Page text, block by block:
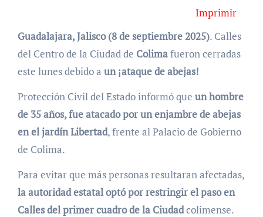
Imprimir
Guadalajara, Jalisco (8 de septiembre 2025). Calles
del Centro de la Ciudad de Colimafueron cerradas
este lunes debido a un ¡ataque de abejas!
Protección Civil del Estado informó que un hombre
de 35 años, fue atacado por un enjambre de abejas
en el jardín Libertad, frente al Palacio de Gobierno
de Colima.
Para evitar que más personas resultaran afectadas,
la autoridad estatal optó por restringir el paso en
Calles del primer cuadro de la Ciudadcolimense.